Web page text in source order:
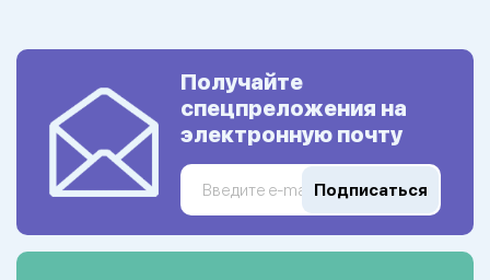
Получайте
спецпреложения на
электронную почту
Подписаться